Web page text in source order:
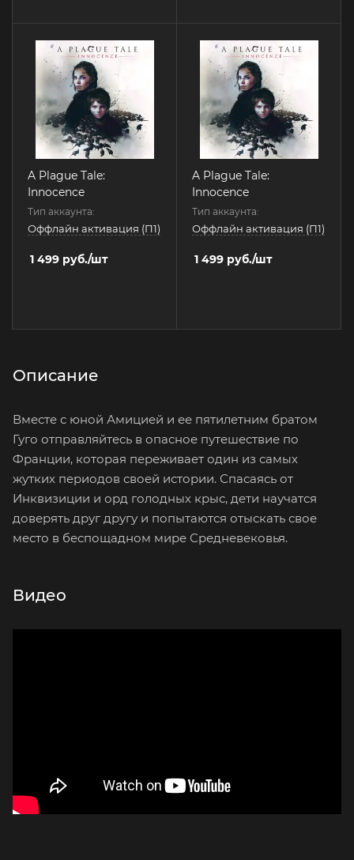
A Plague Tale:
Innocence
Тип аккаунта:
Оффлайн активация (П1)
1 499 руб./шт
A Plague Tale:
Innocence
Тип аккаунта:
Оффлайн активация (П1)
1 499 руб./шт
Описание
Вместе с юной Амицией и ее пятилетним братом
Гуго отправляйтесь в опасное путешествие по
Франции, которая переживает один из самых
жутких периодов своей истории. Спасаясь от
Инквизиции и орд голодных крыс, дети научатся
доверять друг другу и попытаются отыскать свое
место в беспощадном мире Средневековья.
Видео